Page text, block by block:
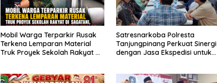
Mobil Warga Terparkir Rusak
Terkena Lemparan Material
Truk Proyek Sekolah Rakyat di
Satresnarkoba Polresta
Tanjungpinang Perkuat Sinergi
dengan Jasa Ekspedisi untuk